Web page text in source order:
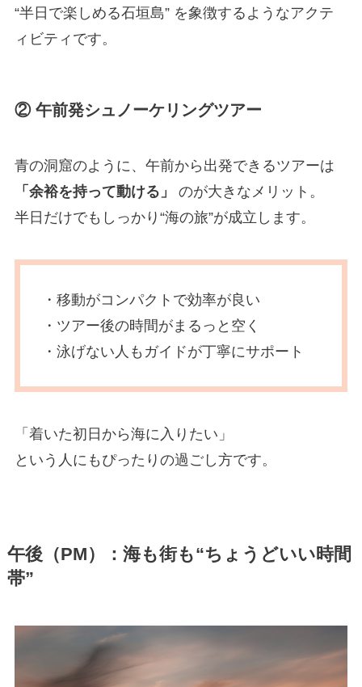
“半日で楽しめる石垣島” を象徴するようなアクテ
ィビティです。
② 午前発シュノーケリングツアー
青の洞窟のように、午前から出発できるツアーは
「余裕を持って動ける」
のが大きなメリット。
半日だけでもしっかり“海の旅”が成立します。
・移動がコンパクトで効率が良い
・ツアー後の時間がまるっと空く
・泳げない人もガイドが丁寧にサポート
「着いた初日から海に入りたい」
という人にもぴったりの過ごし方です。
午後（PM）：海も街も“ちょうどいい時間
帯”